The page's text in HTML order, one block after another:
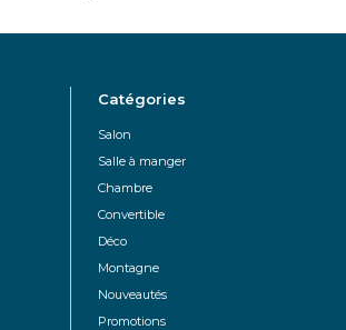
Catégories
Salon
Salle à manger
Chambre
Convertible
Déco
Montagne
Nouveautés
Promotions